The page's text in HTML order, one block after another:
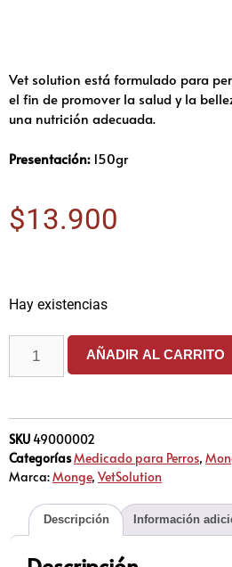
Vet solution está formulado para
el fin de promover la salud y la
una nutrición adecuada.
Presentación: 150gr
$13.900
Hay existencias
AÑADIR AL CARRITO
SKU49000002
CategoríasMedicado para Perros,
Marca:Monge, VetSolution
Descripción Información